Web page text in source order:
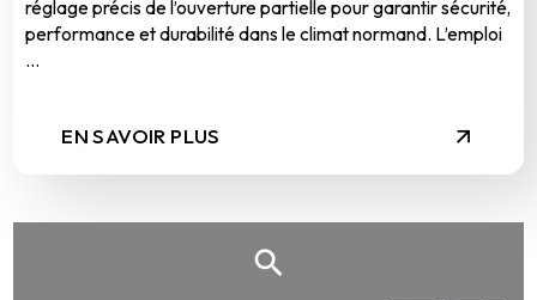
réglage précis de l’ouverture partielle pour garantir sécurité,
performance et durabilité dans le climat normand. L’emploi
...
EN SAVOIR PLUS